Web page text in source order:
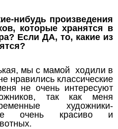
нибудь произведения
которые хранятся в
Если ДА, то, какие из
мы с мамой ходили в
нравились классические
не очень интересуют
так как меня
художники-
очень красиво и